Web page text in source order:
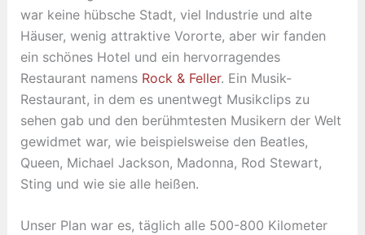
war keine hübsche Stadt, viel Industrie und alte
Häuser, wenig attraktive Vororte, aber wir fanden
ein schönes Hotel und ein hervorragendes
Restaurant namens Rock & Feller. Ein Musik-
Restaurant, in dem es unentwegt Musikclips zu
sehen gab und den berühmtesten Musikern der Welt
gewidmet war, wie beispielsweise den Beatles,
Queen, Michael Jackson, Madonna, Rod Stewart,
Sting und wie sie alle heißen.
Unser Plan war es, täglich alle 500-800 Kilometer